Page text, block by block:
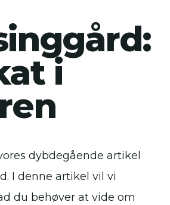
i
dybdegående artikel
I denne artikel vil vi
du behøver at vide om